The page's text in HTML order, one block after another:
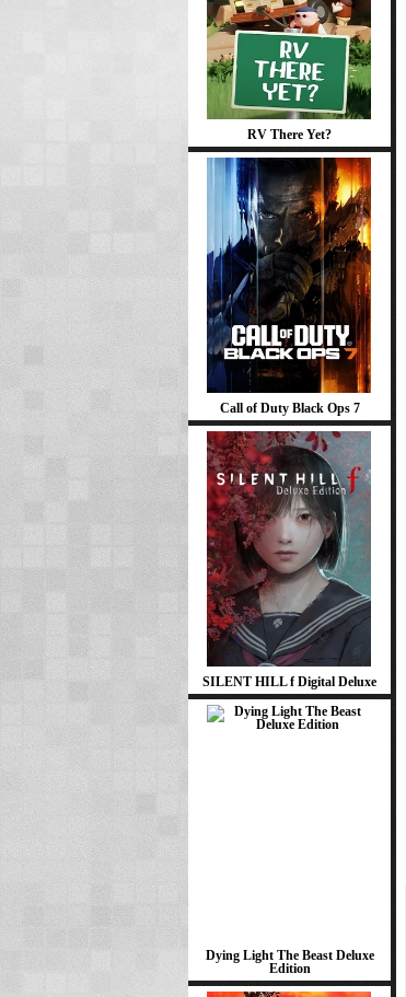
RV There Yet?
Call of Duty Black Ops 7
SILENT HILL f Digital Deluxe
Dying Light The Beast Deluxe
Edition